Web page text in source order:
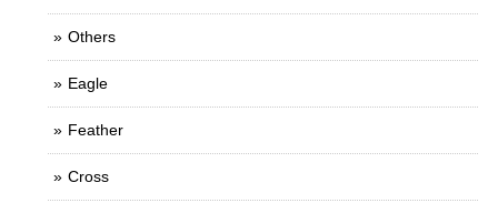
Others
Eagle
Feather
Cross